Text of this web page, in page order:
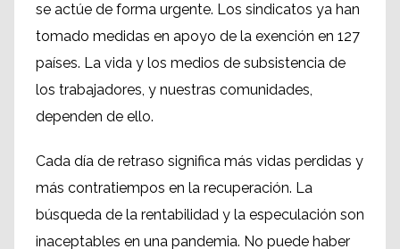
se actúe de forma urgente. Los sindicatos ya han
tomado medidas en apoyo de la exención en 127
países. La vida y los medios de subsistencia de
los trabajadores, y nuestras comunidades,
dependen de ello.
Cada día de retraso significa más vidas perdidas y
más contratiempos en la recuperación. La
búsqueda de la rentabilidad y la especulación son
inaceptables en una pandemia. No puede haber